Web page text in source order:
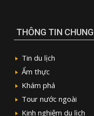
THÔNG TIN CHUNG
Tin du lịch
Ẩm thực
Khám phá
Tour nước ngoài
Kinh nghiệm du lịch